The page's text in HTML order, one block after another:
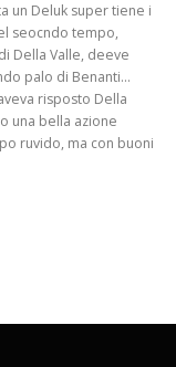
un Deluk super tiene i
seocndo tempo,
Della Valle, deeve
palo di Benanti…
risposto Della
una bella azione
ruvido, ma con buoni